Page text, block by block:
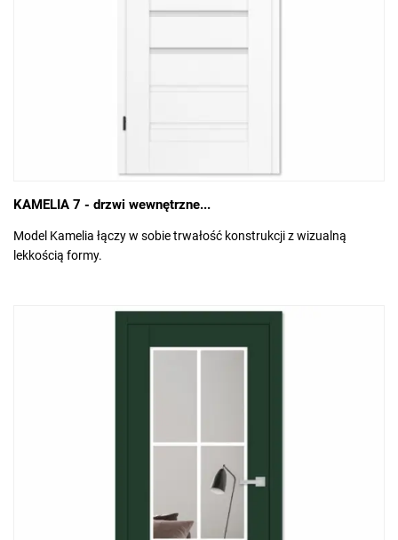
KAMELIA 7 - drzwi wewnętrzne...
Model Kamelia łączy w sobie trwałość konstrukcji z wizualną
lekkością formy.